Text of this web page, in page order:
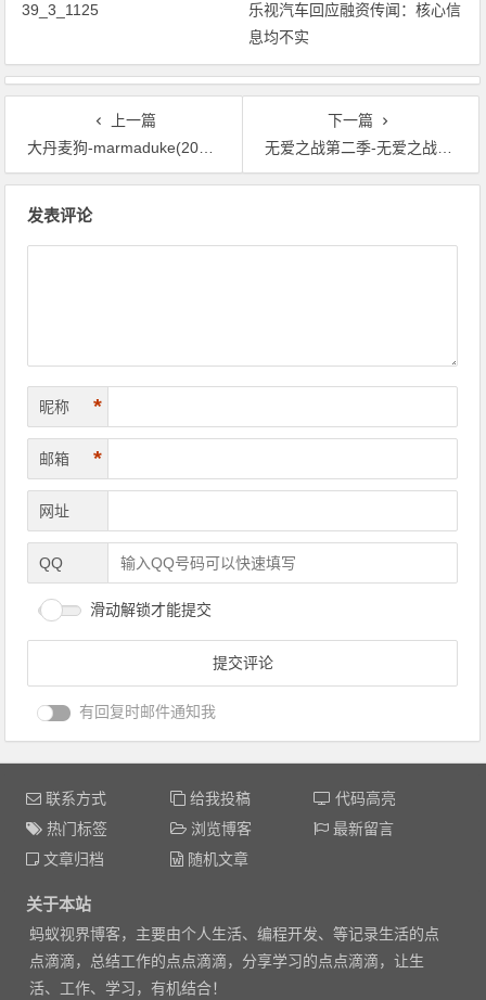
39_3_1125
乐视汽车回应融资传闻：核心信
息均不实
上一篇
大丹麦狗-marmaduke(2010)蓝光封套
下一篇
无爱之战第二季-无爱之战结局-无爱之战小说
发表评论
昵称 *
邮箱 *
网址
QQ
滑动解锁才能提交
有回复时邮件通知我
联系方式 给我投稿
代码高亮
热门标签
浏览博客
最新留言
文章归档
随机文章
关于本站
蚂蚁视界博客，主要由个人生活、编程开发、等记录生活的点
点滴滴，总结工作的点点滴滴，分享学习的点点滴滴，让生
活、工作、学习，有机结合！